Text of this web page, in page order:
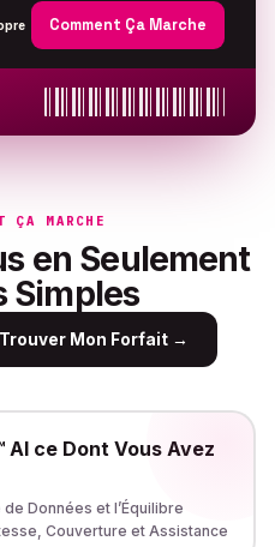
Comment Ça Marche
ÇA MARCHE
en Seulement
Simples
Mon Forfait →
AI ce Dont Vous Avez
Données et l’Équilibre
Couverture et Assistance